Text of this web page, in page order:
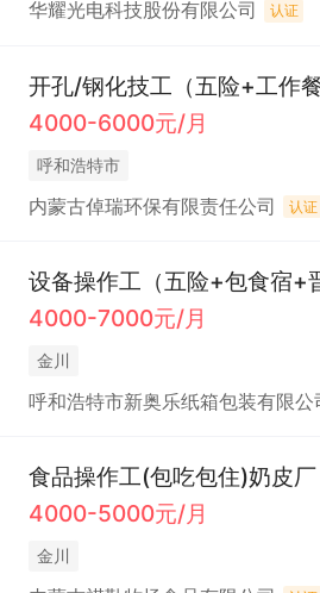
华耀光电科技股份有限公司 认证
4000-6000元/月
呼和浩特市
内蒙古倬瑞环保有限责任公司 认证
设备操作工（五险+包食宿+
4000-7000元/月
金川
呼和浩特市新奥乐纸箱包装有限公
食品操作工(包吃包住)奶皮厂
4000-5000元/月
金川